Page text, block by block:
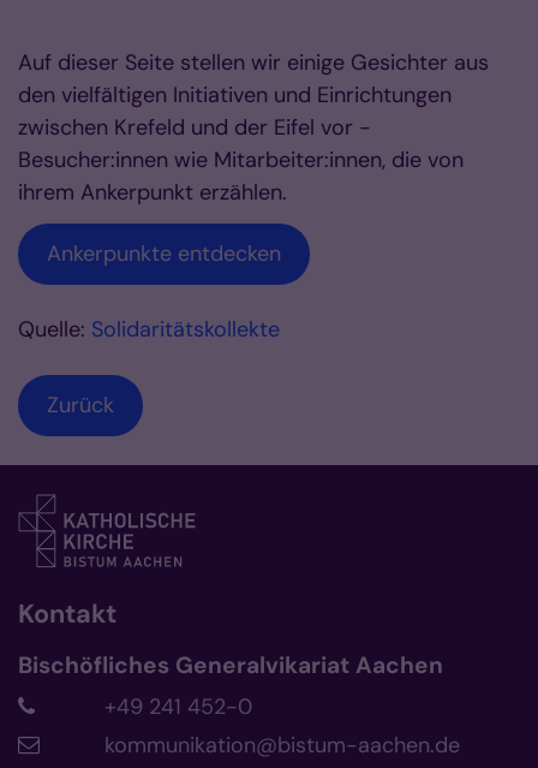
Auf dieser Seite stellen wir einige Gesichter aus
den vielfältigen Initiativen und Einrichtungen
zwischen Krefeld und der Eifel vor -
Besucher:innen wie Mitarbeiter:innen, die von
ihrem Ankerpunkt erzählen.
Ankerpunkte entdecken
Quelle: Solidaritätskollekte
Zurück
Kontakt
Bischöfliches Generalvikariat Aachen
+49 241 452-0
kommunikation@bistum-aachen.de